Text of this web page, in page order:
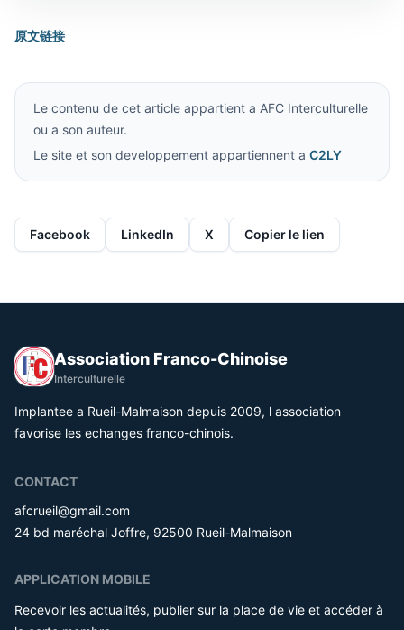
原文链接
Le contenu de cet article appartient a AFC Interculturelle
ou a son auteur.
Le site et son developpement appartiennent a C2LY
Facebook LinkedIn X Copier le lien
Association Franco-Chinoise
Interculturelle
Implantee a Rueil-Malmaison depuis 2009, l association
favorise les echanges franco-chinois.
CONTACT
afcrueil@gmail.com
24 bd maréchal Joffre, 92500 Rueil-Malmaison
APPLICATION MOBILE
Recevoir les actualités, publier sur la place de vie et accéder à